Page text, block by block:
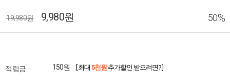
19,980원 9,980원 50%
적립금 150원 [ 최대 5천원 추가할인 받으려면? ]